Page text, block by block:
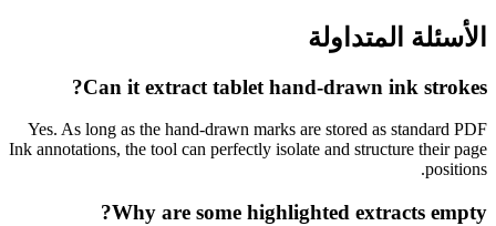
الأسئلة المتداولة
Can it extract tablet hand-drawn ink strokes?
Yes. As long as the hand-drawn marks are stored as standard PDF
Ink annotations, the tool can perfectly isolate and structure their page
positions.
Why are some highlighted extracts empty?